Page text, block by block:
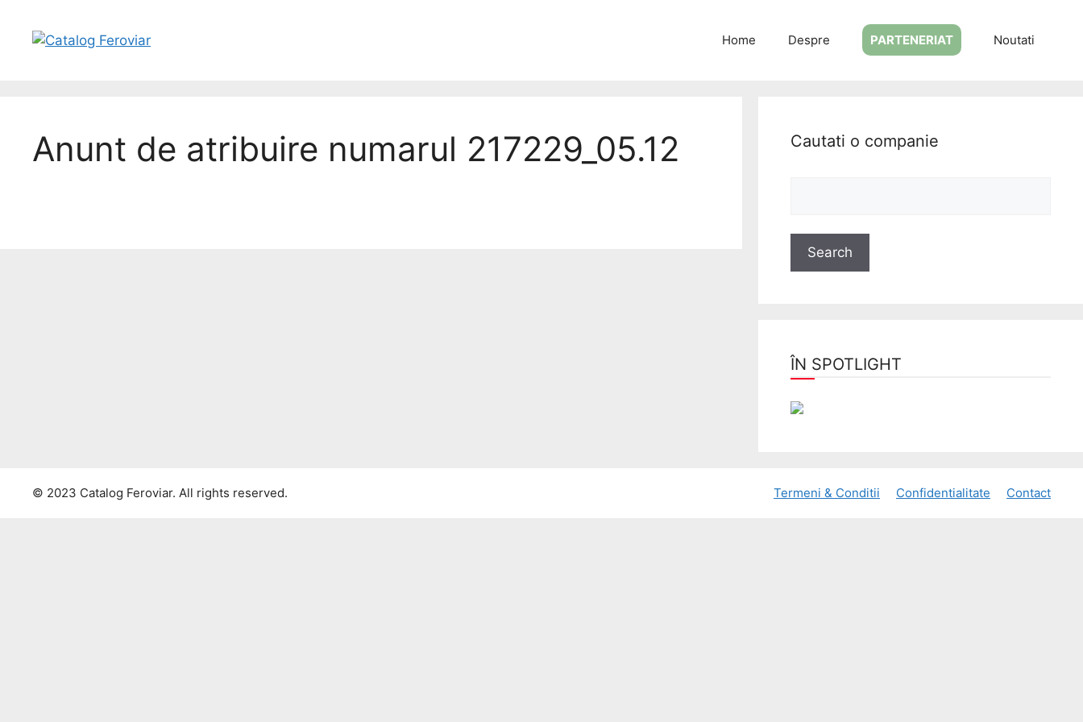
Home Despre PARTENERIAT Noutati
Anunt de atribuire numarul 217229_05.12 Cautati o companie
ÎN SPOTLIGHT
Termeni & Conditii Confidentialitate Contact
© 2023 Catalog Feroviar. All rights reserved.